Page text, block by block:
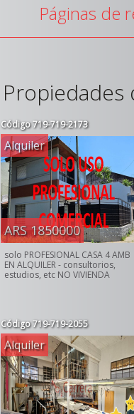
Páginas de
Propiedades
Código719-719-2173
Alquiler
ARS 1850000
solo PROFESIONAL CASA 4 AMB
EN ALQUILER - consultorios,
estudios, etc NO VIVIENDA
Código719-719-2055
Alquiler